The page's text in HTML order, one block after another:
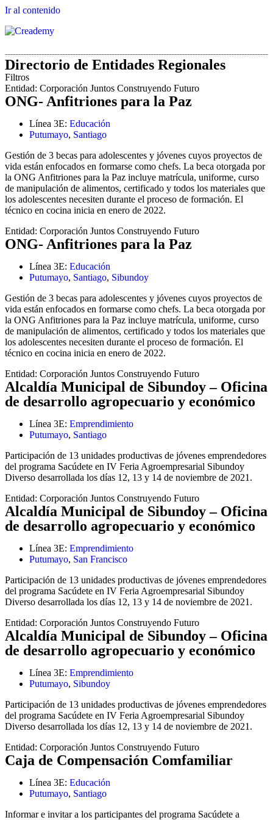
Ir al contenido
Directorio de Entidades Regionales
Filtros
Entidad: Corporación Juntos Construyendo Futuro
ONG- Anfitriones para la Paz
Línea 3E: Educación
Putumayo, Santiago
Gestión de 3 becas para adolescentes y jóvenes cuyos proyectos de
vida están enfocados en formarse como chefs. La beca otorgada por
la ONG Anfitriones para la Paz incluye matrícula, uniforme, curso
de manipulación de alimentos, certificado y todos los materiales que
los adolescentes necesiten durante el proceso de formación. El
técnico en cocina inicia en enero de 2022.
Entidad: Corporación Juntos Construyendo Futuro
ONG- Anfitriones para la Paz
Línea 3E: Educación
Putumayo, Santiago, Sibundoy
Gestión de 3 becas para adolescentes y jóvenes cuyos proyectos de
vida están enfocados en formarse como chefs. La beca otorgada por
la ONG Anfitriones para la Paz incluye matrícula, uniforme, curso
de manipulación de alimentos, certificado y todos los materiales que
los adolescentes necesiten durante el proceso de formación. El
técnico en cocina inicia en enero de 2022.
Entidad: Corporación Juntos Construyendo Futuro
Alcaldía Municipal de Sibundoy – Oficina
de desarrollo agropecuario y económico
Línea 3E: Emprendimiento
Putumayo, Santiago
Participación de 13 unidades productivas de jóvenes emprendedores
del programa Sacúdete en IV Feria Agroempresarial Sibundoy
Diverso desarrollada los días 12, 13 y 14 de noviembre de 2021.
Entidad: Corporación Juntos Construyendo Futuro
Alcaldía Municipal de Sibundoy – Oficina
de desarrollo agropecuario y económico
Línea 3E: Emprendimiento
Putumayo, San Francisco
Participación de 13 unidades productivas de jóvenes emprendedores
del programa Sacúdete en IV Feria Agroempresarial Sibundoy
Diverso desarrollada los días 12, 13 y 14 de noviembre de 2021.
Entidad: Corporación Juntos Construyendo Futuro
Alcaldía Municipal de Sibundoy – Oficina
de desarrollo agropecuario y económico
Línea 3E: Emprendimiento
Putumayo, Sibundoy
Participación de 13 unidades productivas de jóvenes emprendedores
del programa Sacúdete en IV Feria Agroempresarial Sibundoy
Diverso desarrollada los días 12, 13 y 14 de noviembre de 2021.
Entidad: Corporación Juntos Construyendo Futuro
Caja de Compensación Comfamiliar
Línea 3E: Educación
Putumayo, Santiago
Informar e invitar a los participantes del programa Sacúdete a